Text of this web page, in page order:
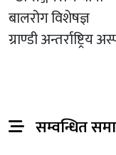
बालरोग विशेषज्ञ
ग्राण्डी
सम्वन्धित